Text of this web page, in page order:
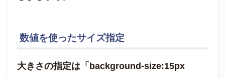
数値を使ったサイズ指定
大きさの指定は「background-size:15px